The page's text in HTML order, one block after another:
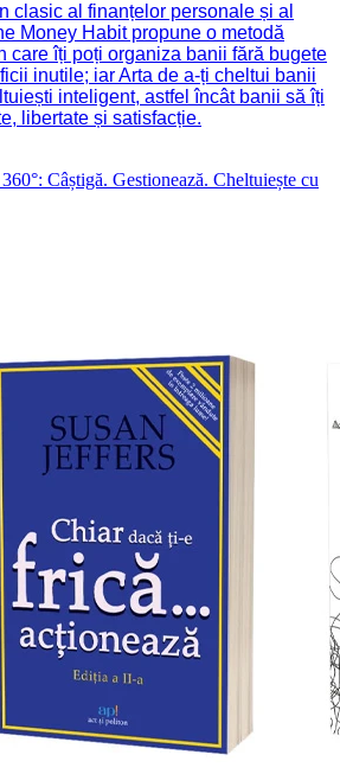
clasic al finanțelor personale și al
Money Habit propune o metodă
care îți poți organiza banii fără bugete
inutile; iar Arta de a-ți cheltui banii
inteligent, astfel încât banii să îți
libertate și satisfacție.
Câștigă. Gestionează. Cheltuiește cu